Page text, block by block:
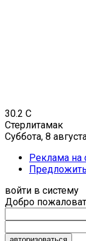
30.2 C
Стерлитамак
Суббота, 8
Реклама на
войти в систему
Добро